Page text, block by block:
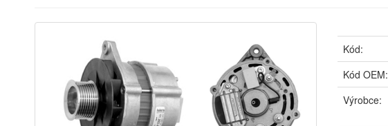
Kód:
Kód OEM:
Výrobce: